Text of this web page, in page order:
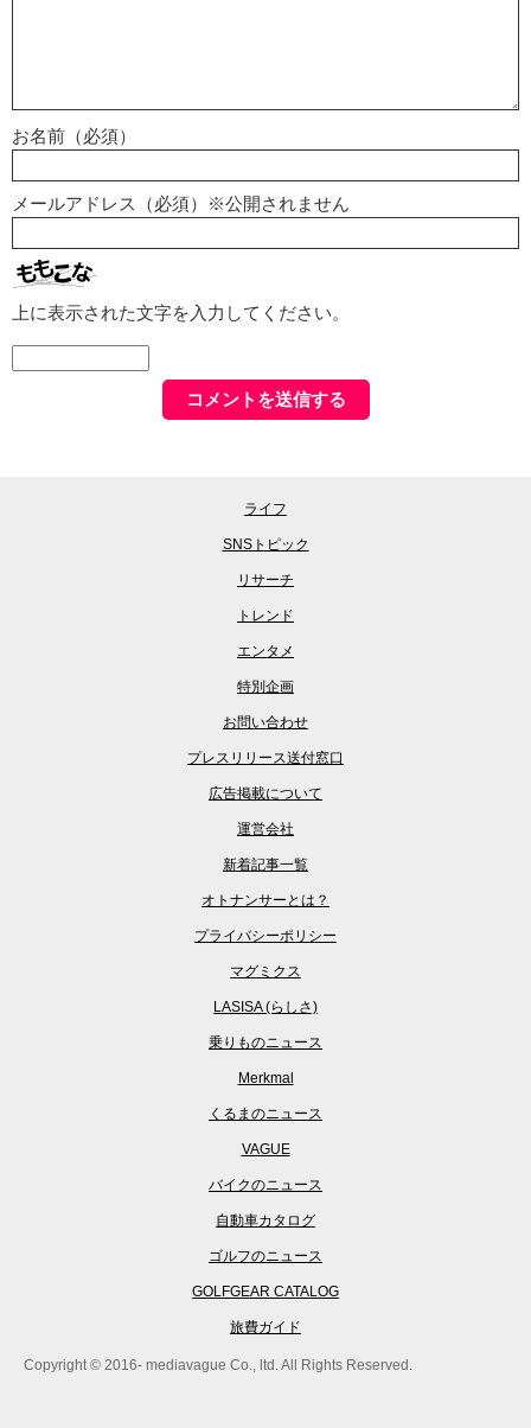
お名前（必須）
メールアドレス（必須）※公開されません
上に表示された文字を入力してください。
ライフ
SNSトピック
リサーチ
トレンド
エンタメ
特別企画
お問い合わせ
プレスリリース送付窓口
広告掲載について
運営会社
新着記事一覧
オトナンサーとは？
プライバシーポリシー
マグミクス
LASISA (らしさ)
乗りものニュース
Merkmal
くるまのニュース
VAGUE
バイクのニュース
自動車カタログ
ゴルフのニュース
GOLFGEAR CATALOG
旅費ガイド
Copyright © 2016- mediavague Co., ltd. All Rights Reserved.